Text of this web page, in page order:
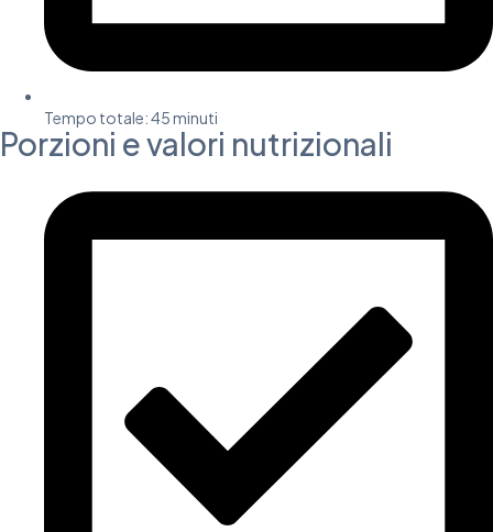
Tempo totale: 45 minuti
Porzioni e valori nutrizionali